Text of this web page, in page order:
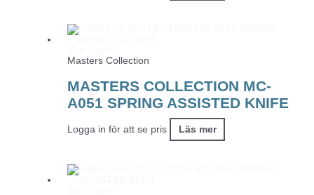
Masters Collection
MASTERS COLLECTION MC-
A051 SPRING ASSISTED KNIFE
Logga in för att se pris Läs mer